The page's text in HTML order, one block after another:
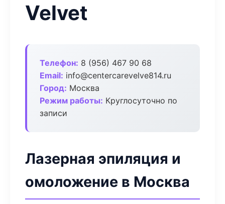
Velvet
Телефон: 8 (956) 467 90 68
Email: info@centercarevelve814.ru
Город: Москва
Режим работы: Круглосуточно по
записи
Лазерная эпиляция и
омоложение в Москва